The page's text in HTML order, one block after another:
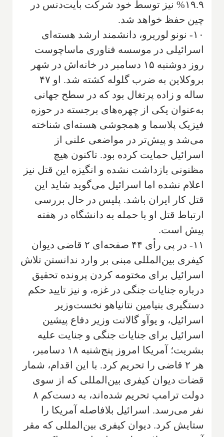
۱۹.۹% نیز توسط خود شرکت بایت‌دنس در
چین حفظ خواهد شد.
۱۰- نونو لوریرو، دانشمند ارشد هسته‌ای
اسرائیلی در موسسه فناوری ماساچوست
روز دوشنبه ۱۵ دسامبر در خانه‌اش در شهر
بروکلاین به ضرب گلوله کشته شد. او ۴۷
ساله و زاده پرتغال بود که در سطح جهانی
به‌عنوان یکی از چهره‌های برجسته در حوزه
فیزیک پلاسما و همجوشی هسته‌ای شناخته
می‌شد و پیش‌تر در مواضعی علنی از
اسرائیل حمایت کرده بود. تاکنون هیچ
مظنونی بازداشت نشده و انگیزه این قتل نیز
اعلام نشده اما اسرائیل می‌گوید شاید این
قتل کار ایران باشد. پلیس در حال بررسی
ارتباط قتل او با حمله به دانشگاه در هفته
پیش است.
۱۱- در پی رأی ۴۴ صفحه‌ای ۲ قاضی دیوان
کیفری بین‌المللی مبنی بر وارد ندانستن تلاش
اسرائیل برای مختومه کردن پرونده تحقیق
درباره جنایات جنگی در غزه، و نیز تایید حکم
دستگیری بنیامین نتانیاهو نخست‌وزیر
اسرائیل، و یوآو گالانت وزیر دفاع پیشین
اسرائیل برای جنایات جنگی و جنایت علیه
بشریت؛ آمریکا امروز پنج‌شنبه ۱۸ دسامبر،
هر ۲ قاضی را تحریم کرد. با این اقدام، شمار
قضات دیوان کیفری بین‌المللی که از سوی
دولت ترامپ تحریم شده‌اند، به دست‌کم ۸
نفر می‌رسد. اسرائیل بلافاصله آمریکا را
ستایش کرد. دیوان کیفری بین‌المللی که مقر